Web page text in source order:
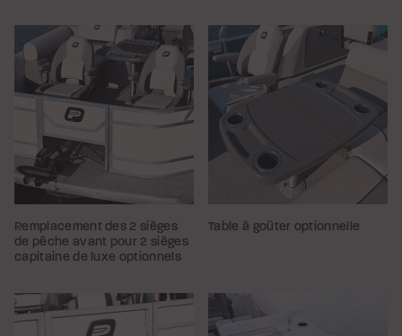
Remplacement des 2 sièges
de pêche avant pour 2 sièges
capitaine de luxe optionnels
Table à goûter optionnelle